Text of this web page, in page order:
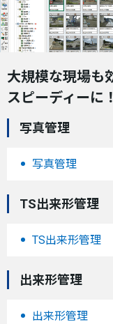
大規模な現場も
スピーディーに！
写真管理
写真管理
TS出来形管理
TS出来形管理
出来形管理
出来形管理